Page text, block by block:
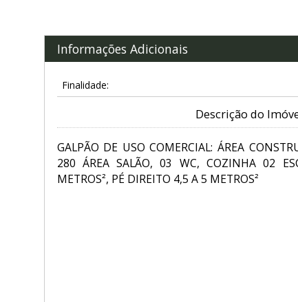
Informações Adicionais
Finalidade:
Descrição do
GALPÃO DE USO COMERCIAL: ÁREA
280 ÁREA SALÃO, 03 WC, COZINHA 02
METROS², PÉ DIREITO 4,5 A 5 METROS²